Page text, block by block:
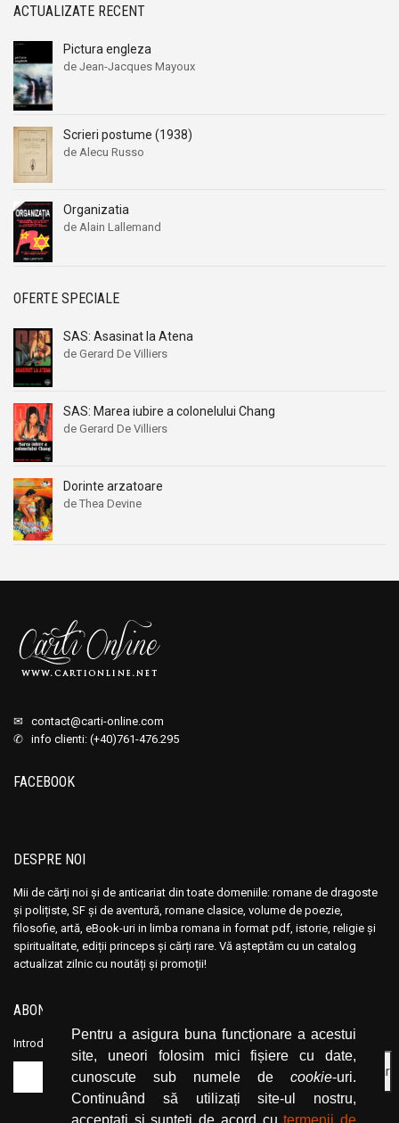
Pentru a asigura buna funcționare a acestui
site, uneori folosim mici fișiere cu date,
cunoscute sub numele de cookie-uri.
Continuând să utilizați site-ul nostru,
acceptați și sunteți de acord cutermenii de
ACTUALIZATE RECENT
Pictura engleza
de Jean-Jacques Mayoux
Scrieri postume (1938)
de Alecu Russo
Organizatia
de Alain Lallemand
OFERTE SPECIALE
SAS: Asasinat la Atena
de Gerard De Villiers
SAS: Marea iubire a colonelului Chang
de Gerard De Villiers
Dorinte arzatoare
de Thea Devine
✉ contact@carti-online.com
✆ info clienti: (+40)761-476.295
FACEBOOK
DESPRE NOI
Mii de cărți noi și de anticariat din toate domeniile: romane de dragoste
și polițiste, SF și de aventură, romane clasice, volume de poezie,
filosofie, artă, eBook-uri in limba romana in format pdf, istorie, religie și
spiritualitate, ediții princeps și cărți rare. Vă așteptăm cu un catalog
actualizat zilnic cu noutăți și promoții!
ABONEAZĂ-TE LA NEWSLETTER
Introduceți adresa dvs. de email și dați click pe butonul de abonare.